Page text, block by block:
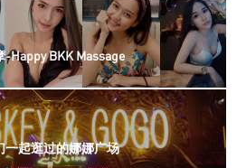
Happy BKK Massage
一起逛过的娜娜广场